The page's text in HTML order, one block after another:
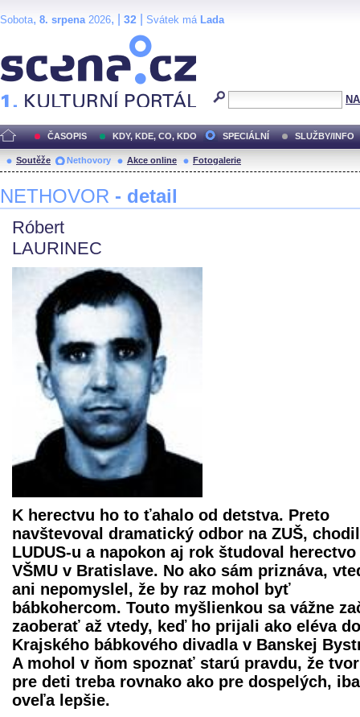
Sobota, 8. srpena2026, | 32 Svátek má Lada
ČASOPIS KDY, KDE, CO, KDO SPECIÁLNÍ SLUŽBY/INFO
Soutěže Nethovory Akce online Fotogalerie
NETHOVOR - detail
Róbert
LAURINEC
K herectvu ho to ťahalo od detstva. Preto
navštevoval dramatický odbor na ZUŠ,
LUDUS-u a napokon aj rok študoval herectvo
VŠMU v Bratislave. No ako sám priznáva,
ani nepomyslel, že by raz mohol byť
bábkohercom. Touto myšlienkou sa vážne
zaoberať až vtedy, keď ho prijali ako eléva do
Krajského bábkového divadlav Banskej
A mohol v ňom spoznať starú pravdu, že
pre deti treba rovnako ako pre dospelých,
oveľa lepšie.